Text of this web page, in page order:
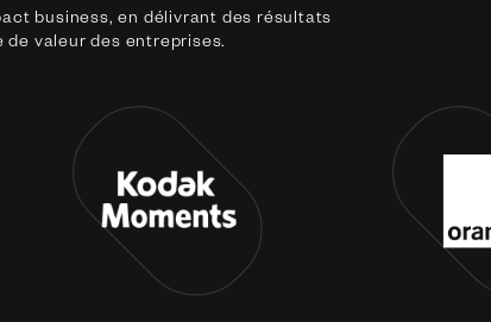
business, en délivrant des résultats
de valeur des entreprises.